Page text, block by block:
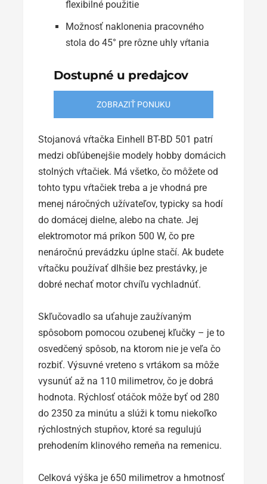
flexibilné použitie
Možnosť naklonenia pracovného
stola do 45° pre rôzne uhly vŕtania
Dostupné u predajcov
ZOBRAZIŤ PONUKU
Stojanová vŕtačka Einhell BT-BD 501 patrí
medzi obľúbenejšie modely hobby domácich
stolných vŕtačiek. Má všetko, čo môžete od
tohto typu vŕtačiek treba a je vhodná pre
menej náročných užívateľov, typicky sa hodí
do domácej dielne, alebo na chate. Jej
elektromotor má príkon 500 W, čo pre
nenáročnú prevádzku úplne stačí. Ak budete
vŕtačku používať dlhšie bez prestávky, je
dobré nechať motor chvíľu vychladnúť.
Skľučovadlo sa uťahuje zaužívaným
spôsobom pomocou ozubenej kľučky – je to
osvedčený spôsob, na ktorom nie je veľa čo
rozbiť. Výsuvné vreteno s vrtákom sa môže
vysunúť až na 110 milimetrov, čo je dobrá
hodnota. Rýchlosť otáčok môže byť od 280
do 2350 za minútu a slúži k tomu niekoľko
rýchlostných stupňov, ktoré sa regulujú
prehodením klinového remeňa na remenicu.
Celková výška je 650 milimetrov a hmotnosť